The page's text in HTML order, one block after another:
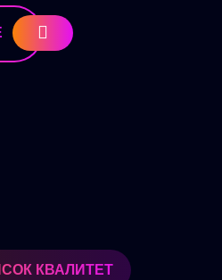
КВАЛИТЕТ